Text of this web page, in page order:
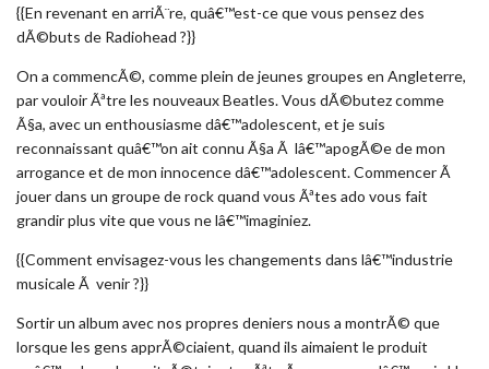
{{En revenant en arriÃ¨re, quâ€™est-ce que vous pensez des
dÃ©buts de Radiohead ?}}
On a commencÃ©, comme plein de jeunes groupes en Angleterre,
par vouloir Ãªtre les nouveaux Beatles. Vous dÃ©butez comme
Ã§a, avec un enthousiasme dâ€™adolescent, et je suis
reconnaissant quâ€™on ait connu Ã§a Ã lâ€™apogÃ©e de mon
arrogance et de mon innocence dâ€™adolescent. Commencer Ã
jouer dans un groupe de rock quand vous Ãªtes ado vous fait
grandir plus vite que vous ne lâ€™imaginiez.
{{Comment envisagez-vous les changements dans lâ€™industrie
musicale Ã venir ?}}
Sortir un album avec nos propres deniers nous a montrÃ© que
lorsque les gens apprÃ©ciaient, quand ils aimaient le produit